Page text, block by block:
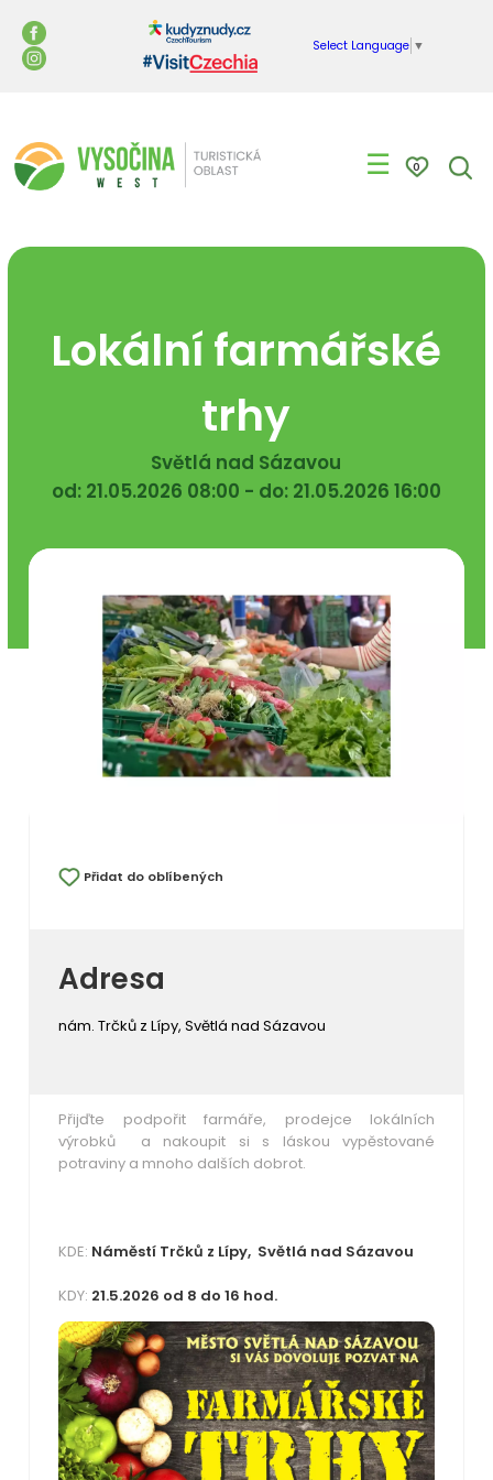
Select Language ▼
☰ 0
Lokální farmářské
trhy
Světlá nad Sázavou
od: 21.05.2026 08:00 - do: 21.05.2026 16:00
Přidat do oblíbených
Adresa
nám. Trčků z Lípy, Světlá nad Sázavou
Přijďte podpořit farmáře, prodejce lokálních
výrobků a nakoupit si s láskou vypěstované
potraviny a mnoho dalších dobrot.
KDE: Náměstí Trčků z Lípy, Světlá nad Sázavou
KDY: 21.5.2026 od 8 do 16 hod.